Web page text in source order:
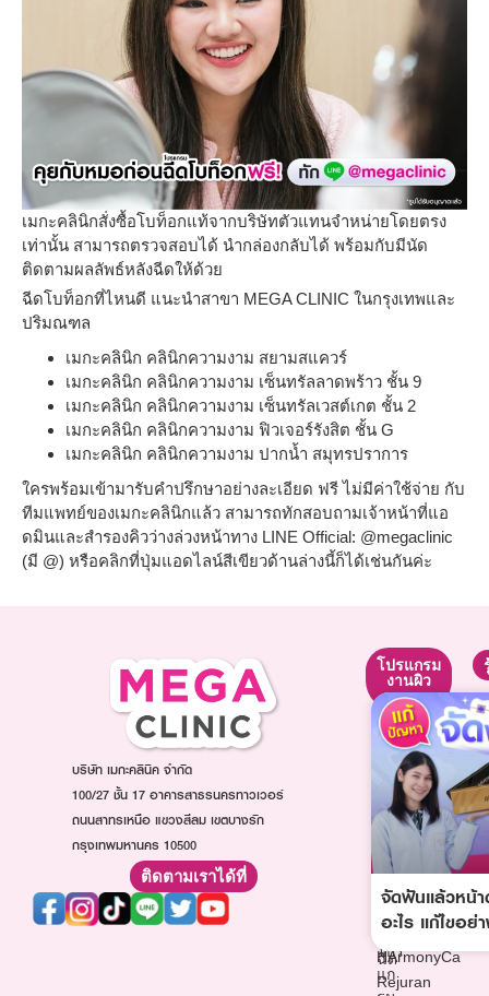
เมกะคลินิกสั่งซื้อโบท็อกแท้จากบริษัทตัวแทนจำหน่ายโดยตรง
เท่านั้น สามารถตรวจสอบได้ นำกล่องกลับได้ พร้อมกับมีนัด
ติดตามผลลัพธ์หลังฉีดให้ด้วย
ฉีดโบท็อกที่ไหนดี แนะนำสาขา MEGA CLINIC ในกรุงเทพและ
ปริมณฑล
เมกะคลินิก คลินิกความงาม สยามสแควร์
เมกะคลินิก คลินิกความงาม เซ็นทรัลลาดพร้าว ชั้น 9
เมกะคลินิก คลินิกความงาม เซ็นทรัลเวสต์เกต ชั้น 2
เมกะคลินิก คลินิกความงาม ฟิวเจอร์รังสิต ชั้น G
เมกะคลินิก คลินิกความงาม ปากน้ำ สมุทรปราการ
ใครพร้อมเข้ามารับคำปรึกษาอย่างละเอียด ฟรี ไม่มีค่าใช้จ่าย กับ
ทีมแพทย์ของเมกะคลินิกแล้ว สามารถทักสอบถามเจ้าหน้าที่แอ
ดมินและสำรองคิวว่างล่วงหน้าทาง LINE Official: @megaclinic
(มี @) หรือคลิกที่ปุ่มแอดไลน์สีเขียวด้านล่างนี้ก็ได้เช่นกันค่ะ
บริษัท เมกะคลินิค จำกัด
100/27 ชั้น 17 อาคารสาธรนครทาวเวอร์
ถนนสาทรเหนือ แขวงสีลม เขตบางรัก
กรุงเทพมหานคร 10500
ติดตามเราได้ที่
โปรแกรม
ปรับรูป
หน้า
โปรแกรม
ฉีดโบท็
โปร
แก
รม
ฉีด
เลอ
ร์
โปร
แก
โปรแกรม
ยกกระชับ
โปรแกรม
Ultraformer
โปรแกรม
Oligio
โปรแกรม
Thermage
โปรแกรม
ฉีด
Sculptra
โปรแกรม
ฉีด
HArmonyCa
โปรแกรม
งานผิว
โปรแกรม
ฉีดหน้า
ใส
โปรแกรม
ฉีดออร่า
ไวท์
โปรแกรม
ฉีด
วิตามิน
ฉีด
Rejuran
จัดฟันแล้วหน้
อะไร แก้ไขอย่